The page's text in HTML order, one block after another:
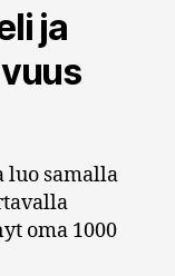
ja
luo samalla
oma 1000